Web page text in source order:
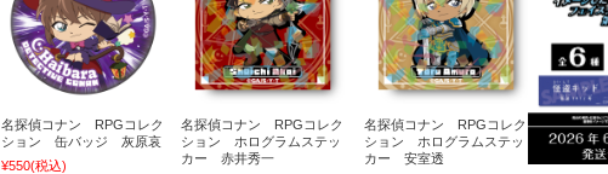
名探偵コナン RPGコレク
ション 缶バッジ 灰原哀
¥550(税込)
名探偵コナン RPGコレク
ション ホログラムステッ
カー 赤井秀一
名探偵コナン RPGコレク
ション ホログラムステッ
カー 安室透